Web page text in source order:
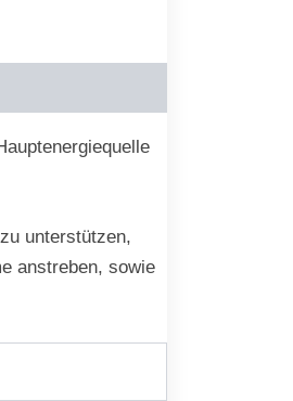
unterstützen,
anstreben, sowie